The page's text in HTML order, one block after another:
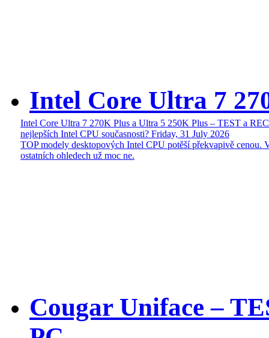
Intel Core Ultra 7
Intel Core Ultra 7 270K Plus a Ultra 5 250K Plus – TEST a
nejlepších Intel CPU současnosti? Friday, 31 July 2026
TOP modely desktopových Intel CPU potěší překvapivě cenou.
ostatních ohledech už moc ne.
Cougar Uniface –